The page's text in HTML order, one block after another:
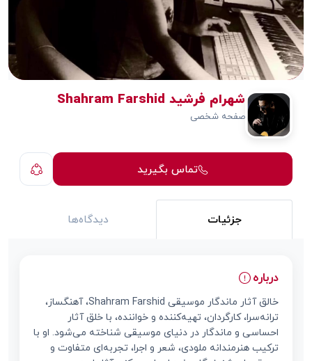
شهرام فرشید Shahram Farshid
صفحه شخصی
تماس بگیرید
جزئیات دیدگاه‌ها
درباره
خالق آثار ماندگار موسیقی Shahram Farshid، آهنگساز،
ترانه‌سرا، کارگردان، تهیه‌کننده و خواننده، با خلق آثار
احساسی و ماندگار در دنیای موسیقی شناخته می‌شود. او با
ترکیب هنرمندانه ملودی، شعر و اجرا، تجربه‌ای متفاوت و